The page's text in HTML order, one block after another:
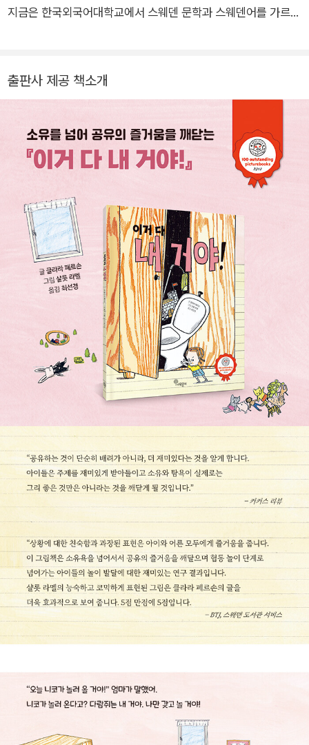
지금은 한국외국어대학교에서 스웨덴 문학과 스웨덴어를 가르치
을 공동 편찬했고, 우리말로 옮긴 책으로는 『이거 다 내 거야!』,
ska godiskulor(알사탕)』 등의 그림책들이 있습니다.
출판사 제공 책소개